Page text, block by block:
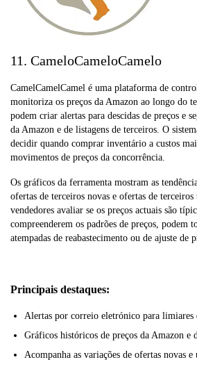
11. CameloCameloCamelo
CamelCamelCamel é uma plataforma de
monitoriza os preços da Amazon ao longo do
podem criar alertas para descidas de preços e
da Amazon e de listagens de terceiros. O
decidir quando comprar inventário a custos
movimentos de preços da concorrência.
Os gráficos da ferramenta mostram as
ofertas de terceiros novas e ofertas de
vendedores avaliar se os preços actuais são
compreenderem os padrões de preços, podem
atempadas de reabastecimento ou de ajuste de
Principais destaques:
Alertas por correio eletrónico para limiares
Gráficos históricos de preços da Amazon e
Acompanha as variações de ofertas novas e